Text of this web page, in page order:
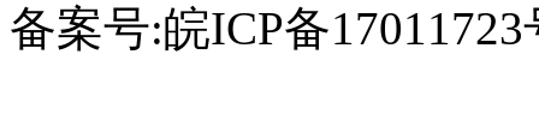
备案号:皖ICP备